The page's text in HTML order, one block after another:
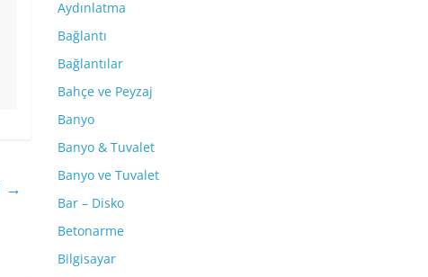
→
Aydınlatma
Bağlantı
Bağlantılar
Bahçe ve Peyzaj
Banyo
Banyo & Tuvalet
Banyo ve Tuvalet
Bar – Disko
Betonarme
Bilgisayar